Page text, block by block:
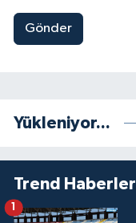
Gönder
Yükleniyor...
Trend Haberler
1